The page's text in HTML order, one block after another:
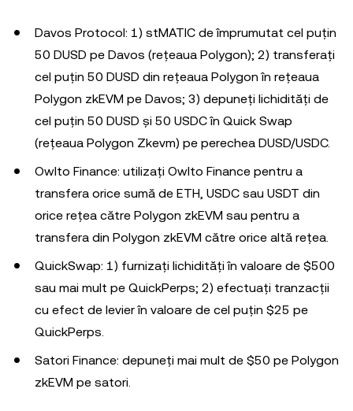
Davos Protocol: 1) stMATIC de împrumutat cel puțin
50 DUSD pe Davos (rețeaua Polygon); 2) transferați
cel puțin 50 DUSD din rețeaua Polygon în rețeaua
Polygon zkEVM pe Davos; 3) depuneți lichidități de
cel puțin 50 DUSD și 50 USDC în Quick Swap
(rețeaua Polygon Zkevm) pe perechea DUSD/USDC.
Owlto Finance: utilizați Owlto Finance pentru a
transfera orice sumă de ETH, USDC sau USDT din
orice rețea către Polygon zkEVM sau pentru a
transfera din Polygon zkEVM către orice altă rețea.
QuickSwap: 1) furnizați lichidități în valoare de $500
sau mai mult pe QuickPerps; 2) efectuați tranzacții
cu efect de levier în valoare de cel puțin $25 pe
QuickPerps.
Satori Finance: depuneți mai mult de $50 pe Polygon
zkEVM pe satori.